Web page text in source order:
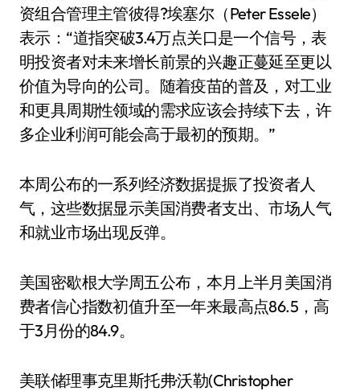
资组合管理主管彼得?埃塞尔（Peter Essele）
表示：“道指突破3.4万点关口是一个信号，表
明投资者对未来增长前景的兴趣正蔓延至更以
价值为导向的公司。随着疫苗的普及，对工业
和更具周期性领域的需求应该会持续下去，许
多企业利润可能会高于最初的预期。”
本周公布的一系列经济数据提振了投资者人
气，这些数据显示美国消费者支出、市场人气
和就业市场出现反弹。
美国密歇根大学周五公布，本月上半月美国消
费者信心指数初值升至一年来最高点86.5，高
于3月份的84.9。
美联储理事克里斯托弗·沃勒(Christopher